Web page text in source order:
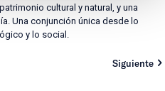
cultural y natural, y una
Una conjunción única desde lo
y lo social.
Siguiente